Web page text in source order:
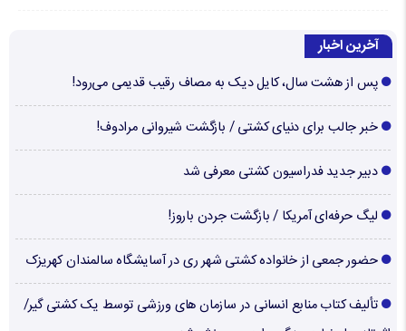
آخرین اخبار
پس از هشت سال، کایل دیک به مصاف رقیب قدیمی می‌رود!
خبر جالب برای دنیای کشتی / بازگشت شیروانی مرادوف!
دبیر جدید فدراسیون کشتی معرفی شد
لیگ حرفه‌ای آمریکا / بازگشت جردن باروز!
حضور جمعی از خانواده کشتی شهر ری در آسایشگاه سالمندان کهریزک
تألیف کتاب منابع انسانی در سازمان های ورزشی توسط یک کشتی گیر/